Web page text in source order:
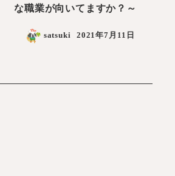
な職業が向いてますか？～
satsuki 2021年7月11日